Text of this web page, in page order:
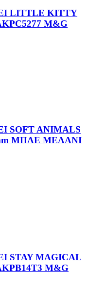
LITTLE KITTY
M&G
SOFT ANIMALS
ΜΠΛΕ ΜΕΛΑΝΙ
STAY MAGICAL
M&G